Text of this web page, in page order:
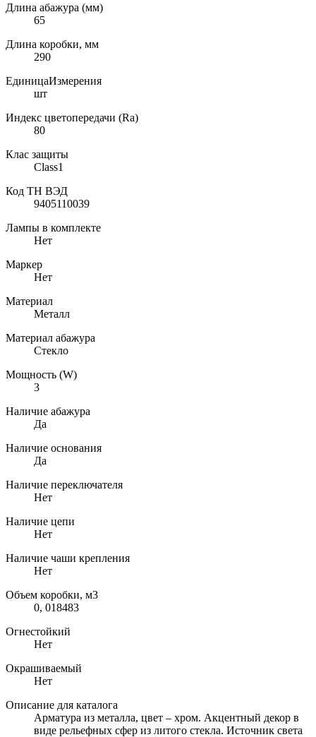
Длина абажура (мм)
65
Длина коробки, мм
290
ЕдиницаИзмерения
шт
Индекс цветопередачи (Ra)
80
Клас защиты
Class1
Код ТН ВЭД
9405110039
Лампы в комплекте
Нет
Маркер
Нет
Материал
Металл
Материал абажура
Стекло
Мощность (W)
3
Наличие абажура
Да
Наличие основания
Да
Наличие переключателя
Нет
Наличие цепи
Нет
Наличие чаши крепления
Нет
Объем коробки, м3
0, 018483
Огнестойкий
Нет
Окрашиваемый
Нет
Описание для каталога
Арматура из металла, цвет – хром. Акцентный декор в
виде рельефных сфер из литого стекла. Источник света